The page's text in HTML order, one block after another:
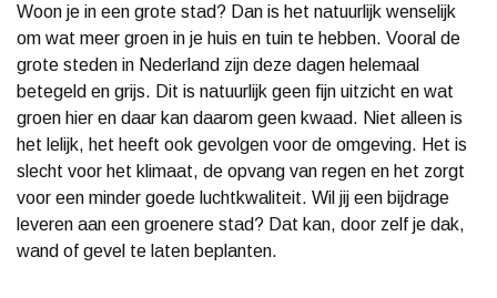
Woon je in een grote stad? Dan is het natuurlijk wenselijk
om wat meer groen in je huis en tuin te hebben. Vooral de
grote steden in Nederland zijn deze dagen helemaal
betegeld en grijs. Dit is natuurlijk geen fijn uitzicht en wat
groen hier en daar kan daarom geen kwaad. Niet alleen is
het lelijk, het heeft ook gevolgen voor de omgeving. Het is
slecht voor het klimaat, de opvang van regen en het zorgt
voor een minder goede luchtkwaliteit. Wil jij een bijdrage
leveren aan een groenere stad? Dat kan, door zelf je dak,
wand of gevel te laten beplanten.